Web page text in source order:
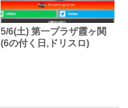
5/6(土) 第一プラザ霞ヶ関
(6の付く日,ドリスロ)